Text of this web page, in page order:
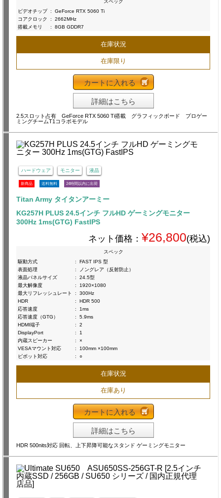
スペック
ビデオチップ :
GeForce RTX 5060 Ti
コアクロック
:
2662MHz
搭載メモリ
: 8GB GDDR7
在庫状況
在庫限り
カートに入れる
詳細はこちら
2.5スロット占有 GeForce RTX 5060 Ti搭載 グラフィックボード プロゲー
ミングチームT1コラボモデル
ハードウェア モニター 液晶
新商品 送料無料 24時間以内に出荷
Titan Army タイタンアーミー
KG257H PLUS 24.5インチ フルHD ゲーミングモニター
300Hz 1ms(GTG) FastIPS
ネット価格： ¥26,800(税込)
スペック
駆動方式
:
FAST IPS 型
表面処理
:
ノングレア（反射防止）
液晶パネルサイズ
:
24.5型
最大解像度
:
1920×1080
最大リフレッシュレート
:
300Hz
HDR
:
HDR 500
応答速度
:
1ms
応答速度（GTG）
:
5.9ms
HDMI端子
:
2
DisplayPort
:
1
内蔵スピーカー
:
×
VESAマウント対応
:
100mm ×100mm
ピボット対応
: ○
在庫状況
在庫あり
カートに入れる
詳細はこちら
HDR 500nits対応 回転、上下昇降可能なスタンド ゲーミングモニター